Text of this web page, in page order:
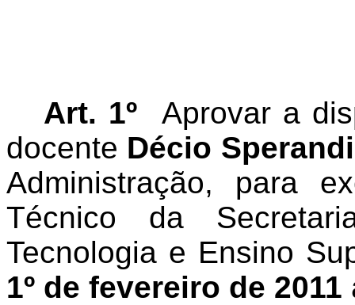
Art. 1º Aprovar a
docente Décio
Administração, para
Técnico da
Tecnologia e Ensino
1º de fevereiro de 2011